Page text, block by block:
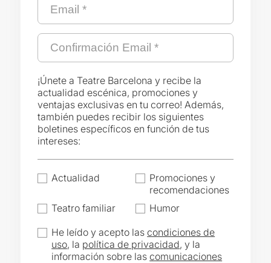
¡Únete a Teatre Barcelona y recibe la
actualidad escénica, promociones y
ventajas exclusivas en tu correo! Además,
también puedes recibir los siguientes
boletines específicos en función de tus
intereses:
Actualidad
Promociones y
recomendaciones
Teatro familiar
Humor
He leído y acepto lascondiciones de
uso, la política de privacidad, y la
información sobre lascomunicaciones